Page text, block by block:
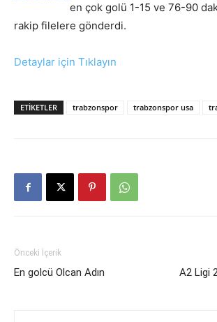
en çok golü 1-15 ve 76-90
rakip filelere gönderdi.
Detaylar için Tıklayın
ETIKETLER trabzonspor trabzonspor usa
Önceki İçerik
En golcü Olcan Adın A2 Ligi